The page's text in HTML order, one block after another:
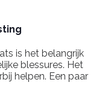
is het belangrijk
blessures. Het
helpen. Een paar